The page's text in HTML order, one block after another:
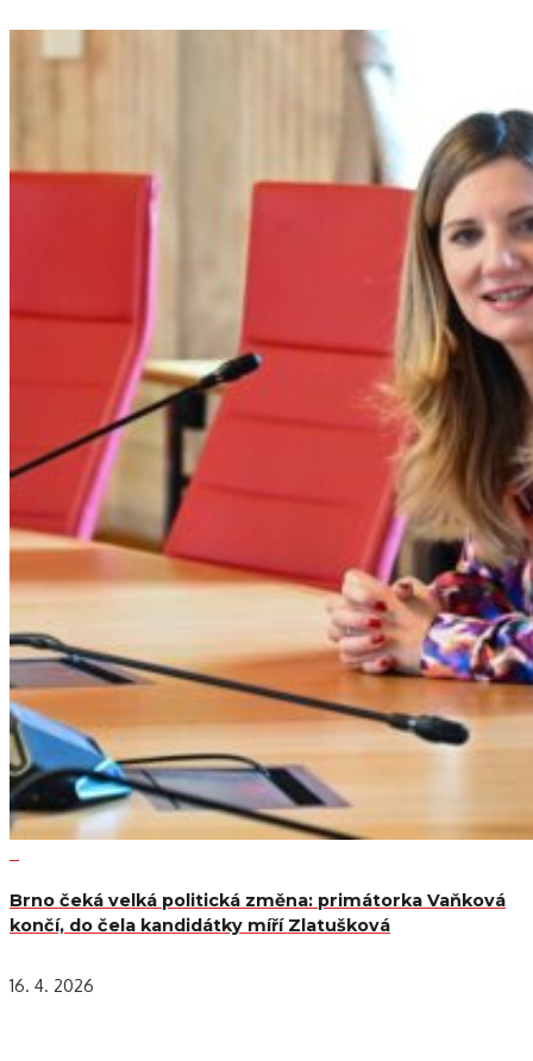
Brno čeká velká politická změna: primátorka Vaňková
končí, do čela kandidátky míří Zlatušková
16. 4. 2026